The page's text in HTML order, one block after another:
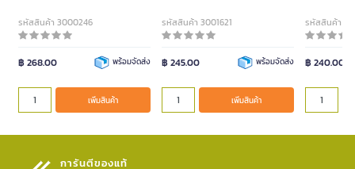
รหัสสินค้า 3000246
฿ 268.00 พร้อมจัดส่ง
เพิ่มสินค้า
รหัสสินค้า 3001621
฿ 245.00 พร้อมจัดส่ง
เพิ่มสินค้า
รหัสสินค้า
฿ 240.00
การันตีของแท้